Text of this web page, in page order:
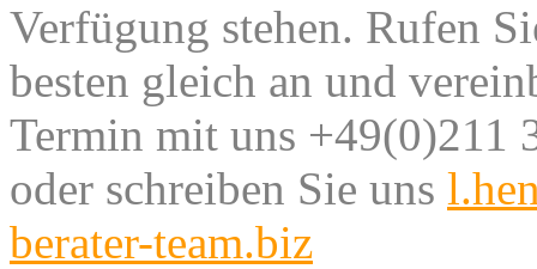
Verfügung stehen. Rufen
besten gleich an und
Termin mit uns +49(0)211
oder schreiben Sie uns
berater-team.biz